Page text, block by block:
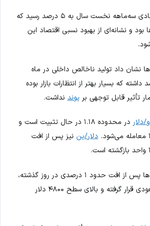
در چین، رشد اقتصادی سه‌ماهه نخست سال به ۵ درصد رسید که
بود و نشانه‌ای از بهبود نسبی اقتصاد این
نشان داد تولید ناخالص داخلی در ماه
رشد داشته که بسیار بهتر از انتظارات بازار بوده
تأثیر قابل توجهی بر پوند نداشت.
دلار
در محدوده ۱.۱۸ در حال تثبیت است و
دلار/ین نیز پس از افت
، قیمت‌ها پس از افت حدود ۱ درصدی در روز گذشته،
دوباره در مسیر صعودی قرار گرفته و بالای سطح ۴۸۰۰ دلار